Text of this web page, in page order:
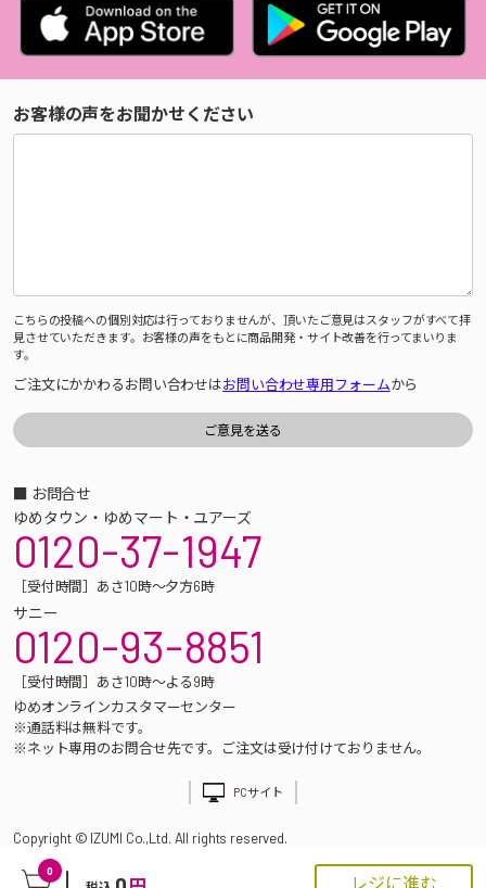
0
レジに進む
お客様の声をお聞かせください
こちらの投稿への個別対応は行っておりませんが、頂いたご意見はスタッフがすべて拝
見させていただきます。お客様の声をもとに商品開発・サイト改善を行ってまいりま
す。
ご注文にかかわるお問い合わせはお問い合わせ専用フォームから
■ お問合せ
ゆめタウン・ゆめマート・ユアーズ
0120-37-1947
［受付時間］あさ10時～夕方6時
サニー
0120-93-8851
［受付時間］あさ10時～よる9時
ゆめオンラインカスタマーセンター
※通話料は無料です。
※ネット専用のお問合せ先です。ご注文は受け付けておりません。
PCサイト
Copyright © IZUMI Co.,Ltd. All rights reserved.